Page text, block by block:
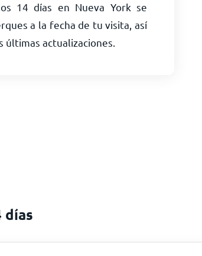
14 días en Nueva York se
a la fecha de tu visita, así
actualizaciones.
días